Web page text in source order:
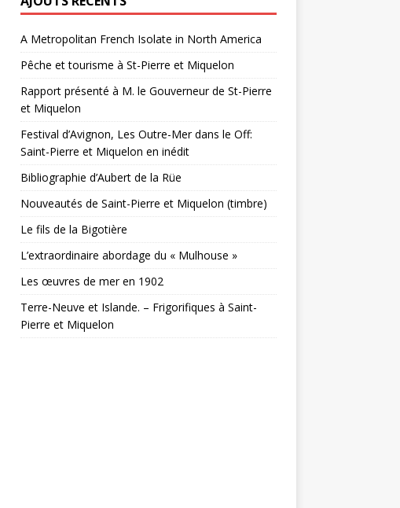
A Metropolitan French Isolate in North America
Pêche et tourisme à St-Pierre et Miquelon
Rapport présenté à M. le Gouverneur de St-Pierre
et Miquelon
Festival d’Avignon, Les Outre-Mer dans le Off:
Saint-Pierre et Miquelon en inédit
Bibliographie d’Aubert de la Rüe
Nouveautés de Saint-Pierre et Miquelon (timbre)
Le fils de la Bigotière
L’extraordinaire abordage du « Mulhouse »
Les œuvres de mer en 1902
Terre-Neuve et Islande. – Frigorifiques à Saint-
Pierre et Miquelon